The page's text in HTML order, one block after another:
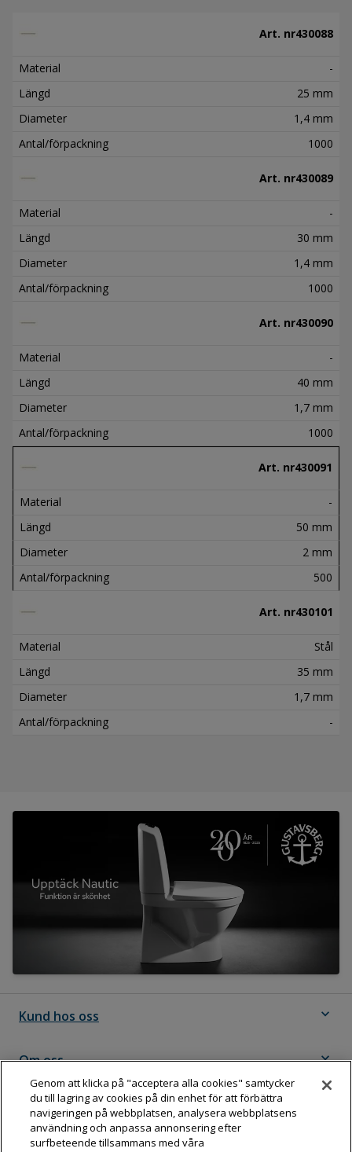
Art. nr430088
Material
-
Längd
25 mm
Diameter
1,4 mm
Antal/förpackning
1000
Art. nr430089
Material
-
Längd
30 mm
Diameter
1,4 mm
Antal/förpackning
1000
Art. nr430090
Material
-
Längd
40 mm
Diameter
1,7 mm
Antal/förpackning
1000
Art. nr430091
Material
-
Längd
50 mm
Diameter
2 mm
Antal/förpackning
500
Art. nr430101
Material
Stål
Längd
35 mm
Diameter
1,7 mm
Antal/förpackning
-
Kund hos oss expand_more
Om oss expand_more
Följ Dahl
Genom att klicka på "acceptera alla cookies" samtycker
du till lagring av cookies på din enhet för att förbättra
navigeringen på webbplatsen, analysera webbplatsens
användning och anpassa annonsering efter
surfbeteende tillsammans med våra